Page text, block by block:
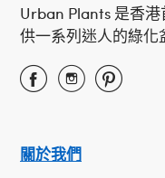
Urban Plants 是香
供一系列迷人的綠化
關於我們